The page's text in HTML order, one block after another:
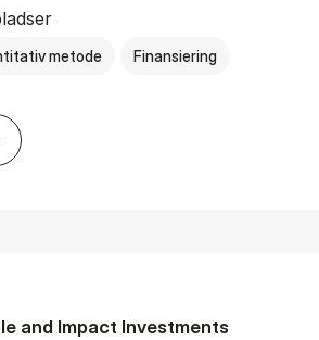
metode Finansiering
and Impact Investments